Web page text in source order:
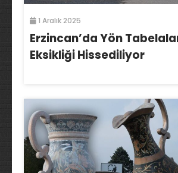
1 Aralık 2025
Erzincan’da Yön
Eksikliği Hissediliyor